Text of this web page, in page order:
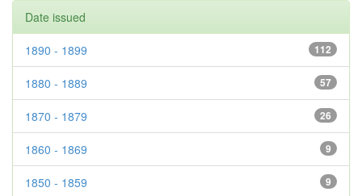
Date issued
112
1890 - 1899
57
1880 - 1889
26
1870 - 1879
9
1860 - 1869
9
1850 - 1859